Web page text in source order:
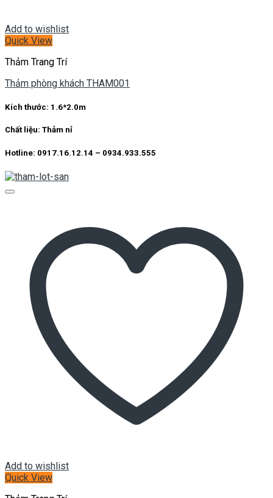
Add to wishlist
Quick View
Thảm Trang Trí
Thảm phòng khách THAM001
Kích thước: 1.6*2.0m
Chất liệu: Thảm nỉ
Hotline: 0917.16.12.14 – 0934.933.555
Add to wishlist
Quick View